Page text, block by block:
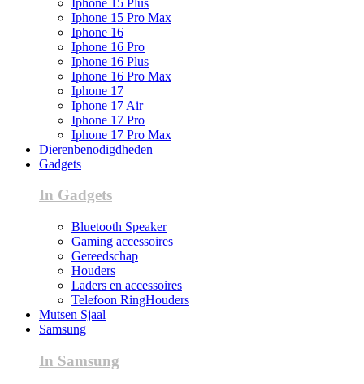
Iphone 15 Pro Max
Iphone 16
Iphone 16 Pro
Iphone 16 Plus
Iphone 16 Pro Max
Iphone 17
Iphone 17 Air
Iphone 17 Pro
Iphone 17 Pro Max
Dierenbenodigdheden
Gadgets
In Gadgets
Bluetooth Speaker
Gaming accessoires
Gereedschap
Houders
Laders en accessoires
Telefoon RingHouders
Mutsen Sjaal
Samsung
In Samsung